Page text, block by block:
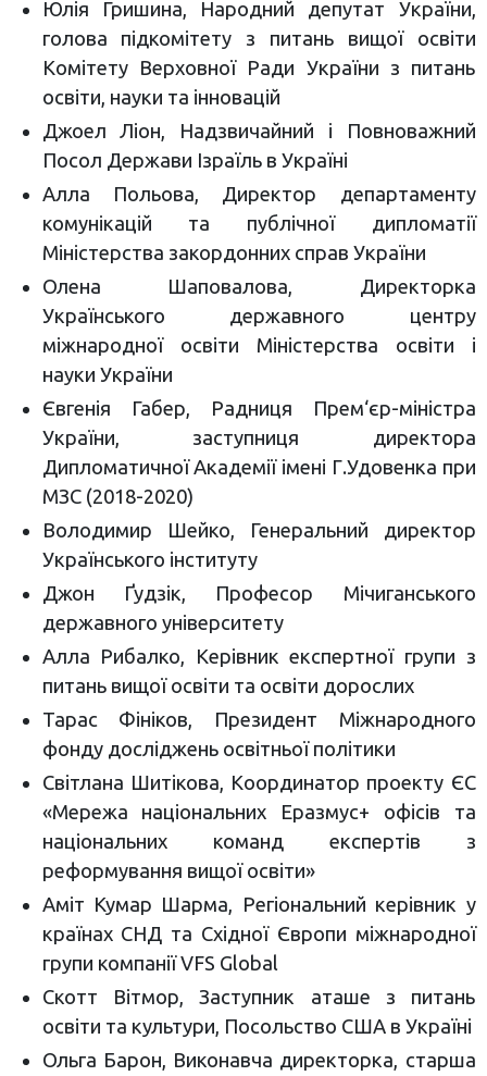
Юлія Гришина, Народний депутат України,
голова підкомітету з питань вищої освіти
Комітету Верховної Ради України з питань
освіти, науки та інновацій
Джоел Ліон, Надзвичайний і Повноважний
Посол Держави Ізраїль в Україні
Алла Польова, Директор департаменту
комунікацій та публічної дипломатії
Міністерства закордонних справ України
Олена Шаповалова, Директорка
Українського державного центру
міжнародної освіти Міністерства освіти і
науки України
Євгенія Габер, Радниця Прем‘єр-міністра
України, заступниця директора
Дипломатичної Академії імені Г.Удовенка при
МЗС (2018-2020)
Володимир Шейко, Генеральний директор
Українського інституту
Джон Ґудзік, Професор Мічиганського
державного університету
Алла Рибалко, Керівник експертної групи з
питань вищої освіти та освіти дорослих
Тарас Фініков, Президент Міжнародного
фонду досліджень освітньої політики
Світлана Шитікова, Координатор проекту ЄС
«Мережа національних Еразмус+ офісів та
національних команд експертів з
реформування вищої освіти»
Аміт Кумар Шарма, Регіональний керівник у
країнах СНД та Східної Європи міжнародної
групи компанії VFS Global
Скотт Вітмор, Заступник аташе з питань
освіти та культури, Посольство США в Україні
Ольга Барон, Виконавча директорка, старша